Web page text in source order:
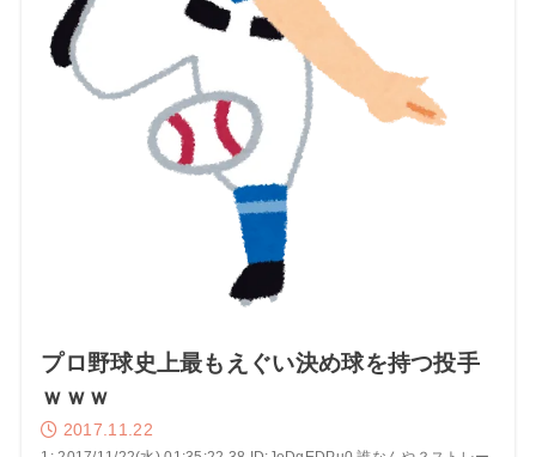
プロ野球史上最もえぐい決め球を持つ投手
ｗｗｗ
2017.11.22